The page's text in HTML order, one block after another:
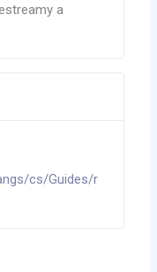
a
cs/Guides/r